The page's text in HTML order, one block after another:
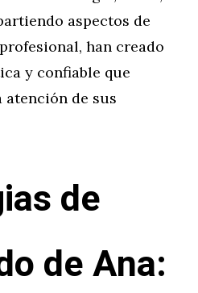
aspectos de
han creado
y confiable que
atención de sus
de
de Ana: